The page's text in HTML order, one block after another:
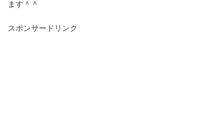
ます＾＾
スポンサードリンク